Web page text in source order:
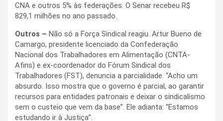
CNA e outros 5% às federações. O Senar recebeu R$
829,1 milhões no ano passado.
Outros – Não só a Força Sindical reagiu. Artur Bueno de
Camargo, presidente licenciado da Confederação
Nacional dos Trabalhadores em Alimentação (CNTA-
Afins) e ex-coordenador do Fórum Sindical dos
Trabalhadores (FST), denuncia a parcialidade. “Acho um
absurdo. Isso mostra que o governo é parcial, ao garantir
recursos para entidades patronais e deixar o sindicalismo
sem o custeio que vem da base”. Ele adianta: “Estamos
estudando ir à Justiça”.